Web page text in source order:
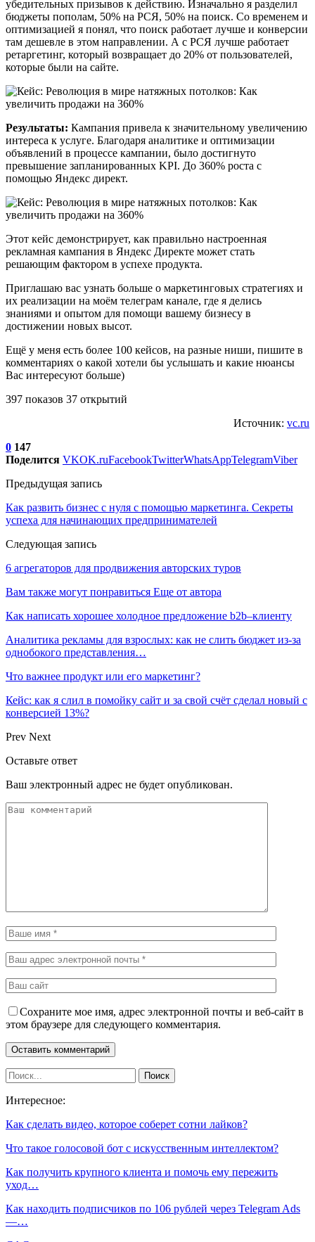
убедительных призывов к действию. Изначально я разделил
бюджеты пополам, 50% на РСЯ, 50% на поиск. Со временем и
оптимизацией я понял, что поиск работает лучше и конверсии
там дешевле в этом направлении. А с РСЯ лучше работает
ретаргетинг, который возвращает до 20% от пользователей,
которые были на сайте.
Результаты: Кампания привела к значительному увеличению
интереса к услуге. Благодаря аналитике и оптимизации
объявлений в процессе кампании, было достигнуто
превышение запланированных KPI. До 360% роста с
помощью Яндекс директ.
Этот кейс демонстрирует, как правильно настроенная
рекламная кампания в Яндекс Директе может стать
решающим фактором в успехе продукта.
Приглашаю вас узнать больше о маркетинговых стратегиях и
их реализации на моём телеграм канале, где я делись
знаниями и опытом для помощи вашему бизнесу в
достижении новых высот.
Ещё у меня есть более 100 кейсов, на разные ниши, пишите в
комментариях о какой хотели бы услышать и какие нюансы
Вас интересуют больше)
397 показов 37 открытий
Источник: vc.ru
0 147
Поделится VKOK.ruFacebookTwitterWhatsAppTelegramViber
Предыдущая запись
Как развить бизнес с нуля с помощью маркетинга. Секреты
успеха для начинающих предпринимателей
Следующая запись
6 агрегаторов для продвижения авторских туров
Вам также могут понравиться Еще от автора
Как написать хорошее холодное предложение b2b–клиенту
Аналитика рекламы для взрослых: как не слить бюджет из-за
однобокого представления…
Что важнее продукт или его маркетинг?
Кейс: как я слил в помойку сайт и за свой счёт сделал новый с
конверсией 13%?
Prev Next
Оставьте ответ
Ваш электронный адрес не будет опубликован.
Сохраните мое имя, адрес электронной почты и веб-сайт в
этом браузере для следующего комментария.
Интересное:
Как сделать видео, которое соберет сотни лайков?
Что такое голосовой бот с искусственным интеллектом?
Как получить крупного клиента и помочь ему пережить
уход…
Как находить подписчиков по 106 рублей через Telegram Ads
—…